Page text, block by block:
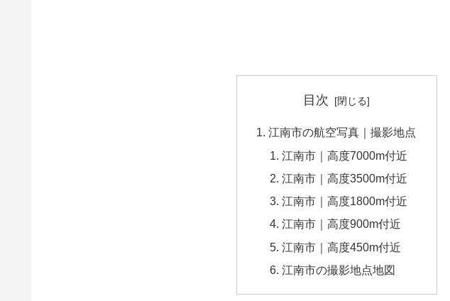
目次
江南市の航空写真｜撮影地点
江南市｜高度7000m付近
江南市｜高度3500m付近
江南市｜高度1800m付近
江南市｜高度900m付近
江南市｜高度450m付近
江南市の撮影地点地図